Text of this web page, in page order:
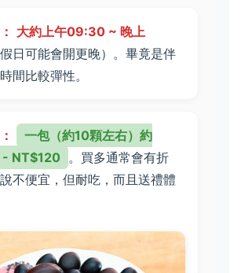
大約上午09:30 ~ 晚上
假日可能會開更晚）。畢竟是伴
間比較彈性。
一包（約10顆左右）約
NT$120
。買多通常會有折
不便宜，但耐吃，而且送禮體